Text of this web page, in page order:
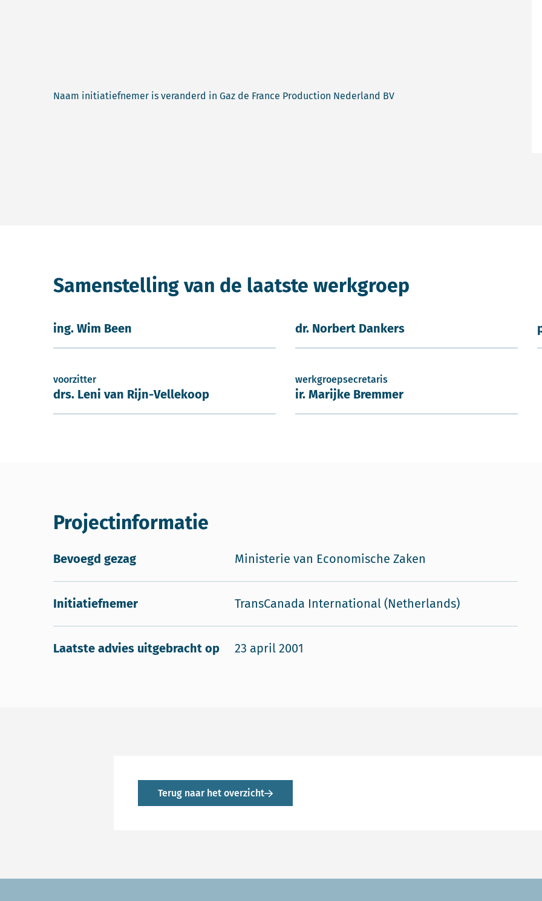
Naam initiatiefnemer is veranderd in Gaz de France Production Nederland BV
Samenstelling van de laatste werkgroep
ing. Wim Been dr. Norbert Dankers
voorzitter
drs. Leni van Rijn-Vellekoop
werkgroepsecretaris
ir. Marijke Bremmer
Projectinformatie
Bevoegd gezag Ministerie van Economische Zaken
Initiatiefnemer TransCanada International (Netherlands)
Laatste advies uitgebracht op 23 april 2001
Terug naar het overzicht